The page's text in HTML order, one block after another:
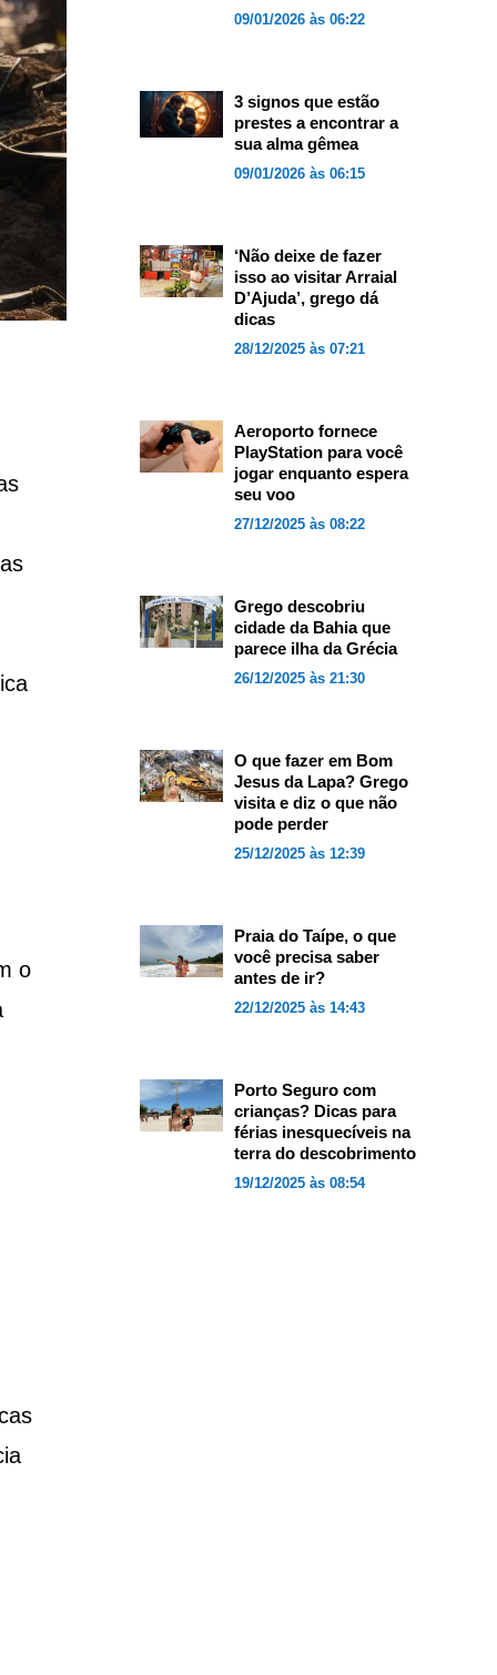
o
09/01/2026 às 06:22
3 signos que estão
prestes a encontrar a
sua alma gêmea
09/01/2026 às 06:15
‘Não deixe de fazer
isso ao visitar Arraial
D’Ajuda’, grego dá
dicas
28/12/2025 às 07:21
Aeroporto fornece
PlayStation para você
jogar enquanto espera
seu voo
27/12/2025 às 08:22
Grego descobriu
cidade da Bahia que
parece ilha da Grécia
26/12/2025 às 21:30
O que fazer em Bom
Jesus da Lapa? Grego
visita e diz o que não
pode perder
25/12/2025 às 12:39
Praia do Taípe, o que
você precisa saber
antes de ir?
22/12/2025 às 14:43
Porto Seguro com
crianças? Dicas para
férias inesquecíveis na
terra do descobrimento
19/12/2025 às 08:54